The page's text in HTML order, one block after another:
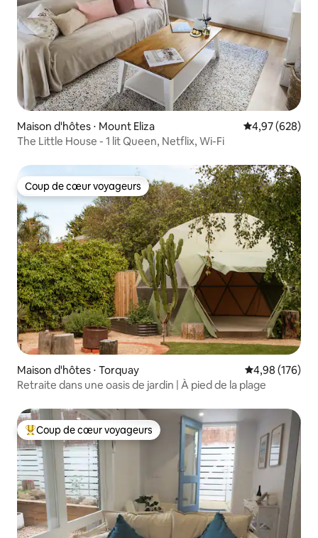
Maison d'hôtes ⋅ Mount Eliza Évaluation
4,97 (628)
The Little House - 1 lit Queen, Netflix, Wi-Fi
Coup de cœur voyageurs
Coup de cœur voyageurs
Maison d'hôtes ⋅ Torquay Évaluation
4,98 (176)
Retraite dans une oasis de jardin | À pied de la plage
Coups de cœur voyageurs les plus appréciés
Coup de cœur voyageurs